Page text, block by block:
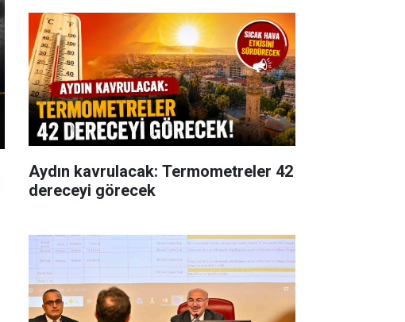
Aydın kavrulacak: Termometreler 42
dereceyi görecek